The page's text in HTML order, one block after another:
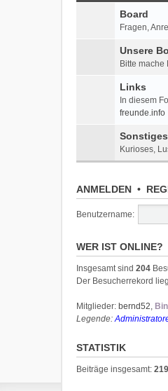
Board
Fragen,
Unsere
Bitte
Links
In diesem
freunde.info
Sonstiges
Kurioses,
ANMELDEN •
Benutzername:
WER IST ONLINE?
Insgesamt sind 204
Der Besucherrekord
Mitglieder: bernd52,
Legende:
STATISTIK
Beiträge insgesamt: